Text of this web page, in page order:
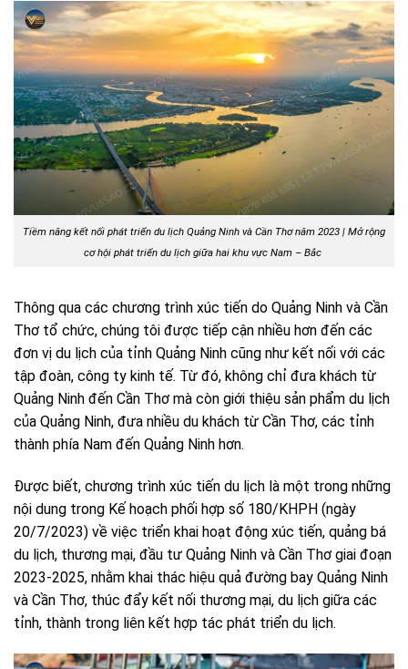
Tiềm năng kết nối phát triển du lịch Quảng Ninh và Cần Thơ năm 2023 | Mở rộng
cơ hội phát triển du lịch giữa hai khu vực Nam – Bắc
Thông qua các chương trình xúc tiến do Quảng Ninh và Cần
Thơ tổ chức, chúng tôi được tiếp cận nhiều hơn đến các
đơn vị du lịch của tỉnh Quảng Ninh cũng như kết nối với các
tập đoàn, công ty kinh tế. Từ đó, không chỉ đưa khách từ
Quảng Ninh đến Cần Thơ mà còn giới thiệu sản phẩm du lịch
của Quảng Ninh, đưa nhiều du khách từ Cần Thơ, các tỉnh
thành phía Nam đến Quảng Ninh hơn.
Được biết, chương trình xúc tiến du lịch là một trong những
nội dung trong Kế hoạch phối hợp số 180/KHPH (ngày
20/7/2023) về việc triển khai hoạt động xúc tiến, quảng bá
du lịch, thương mại, đầu tư Quảng Ninh và Cần Thơ giai đoạn
2023-2025, nhằm khai thác hiệu quả đường bay Quảng Ninh
và Cần Thơ, thúc đẩy kết nối thương mại, du lịch giữa các
tỉnh, thành trong liên kết hợp tác phát triển du lịch.